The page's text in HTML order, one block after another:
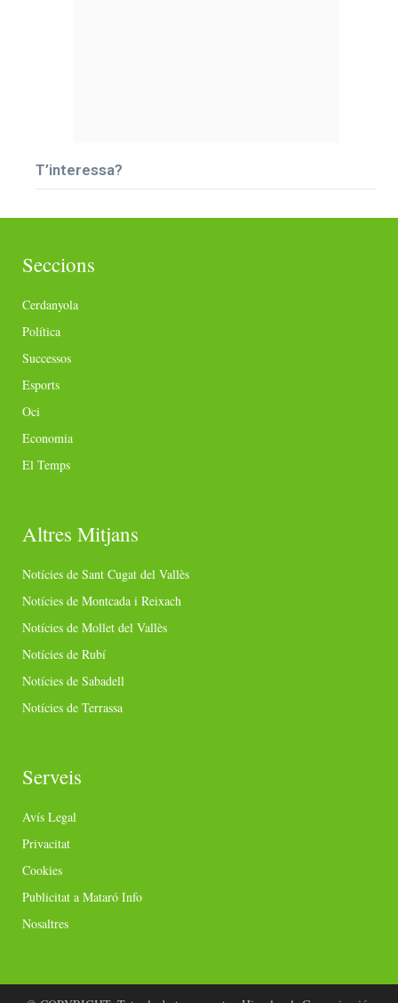
T’interessa?
Seccions
Cerdanyola
Política
Successos
Esports
Oci
Economia
El Temps
Altres Mitjans
Notícies de Sant Cugat del Vallès
Notícies de Montcada i Reixach
Notícies de Mollet del Vallès
Notícies de Rubí
Notícies de Sabadell
Notícies de Terrassa
Serveis
Avís Legal
Privacitat
Cookies
Publicitat a Mataró Info
Nosaltres